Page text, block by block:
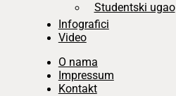
Studentski ugao
Infografici
Video
O nama
Impressum
Kontakt